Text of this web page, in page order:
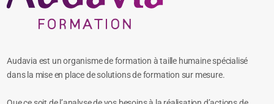
Audavia est un organisme de formation à taille humaine spécialisé
dans la mise en place de solutions de formation sur mesure.